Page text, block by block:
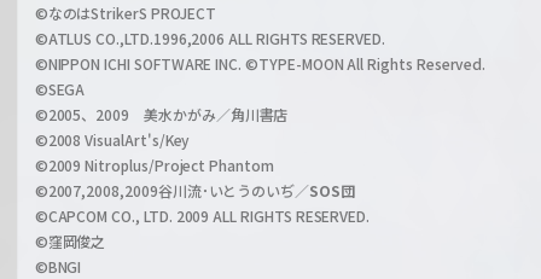
h
a
n
l
©なのはStrikerS PROJECT
©ATLUS CO.,LTD.1996,2006 ALL RIGHTS RESERVED.
©NIPPON ICHI SOFTWARE INC. ©TYPE-MOON All Rights Reserved.
©SEGA
©2005、2009 美水かがみ／角川書店
©2008 VisualArt's/Key
©2009 Nitroplus/Project Phantom
©2007,2008,2009谷川流･いとうのいぢ／SOS団
©CAPCOM CO., LTD. 2009 ALL RIGHTS RESERVED.
©窪岡俊之
©BNGI